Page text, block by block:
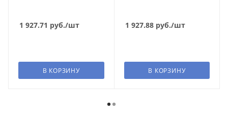
1 927.71 руб./шт
В КОРЗИНУ
1 927.88руб./шт
В КОРЗИНУ